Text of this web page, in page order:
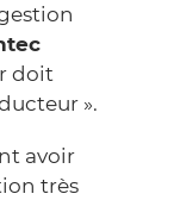
doit
».
avoir
très